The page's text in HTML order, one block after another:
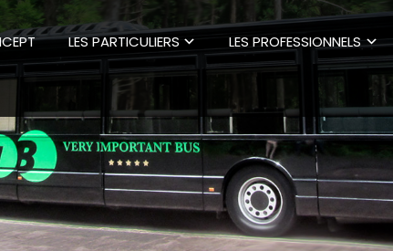
LES PARTICULIERS LES PROFESSIONNELS